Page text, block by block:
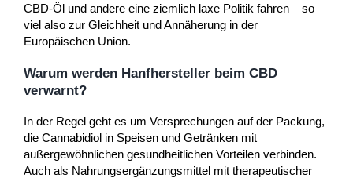
CBD-Öl und andere eine ziemlich laxe Politik fahren – so
viel also zur Gleichheit und Annäherung in der
Europäischen Union.
Warum werden Hanfhersteller beim CBD
verwarnt?
In der Regel geht es um Versprechungen auf der Packung,
die Cannabidiol in Speisen und Getränken mit
außergewöhnlichen gesundheitlichen Vorteilen verbinden.
Auch als Nahrungsergänzungsmittel mit therapeutischer